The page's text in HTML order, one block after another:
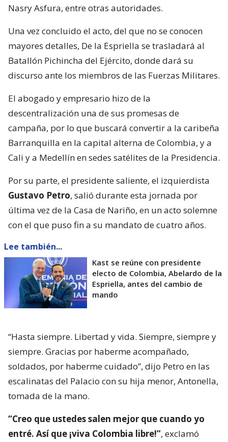
Nasry Asfura, entre otras autoridades.
Una vez concluido el acto, del que no se conocen
mayores detalles, De la Espriella se trasladará al
Batallón Pichincha del Ejército, donde dará su
discurso ante los miembros de las Fuerzas Militares.
El abogado y empresario hizo de la
descentralización una de sus promesas de
campaña, por lo que buscará convertir a la caribeña
Barranquilla en la capital alterna de Colombia, y a
Cali y a Medellín en sedes satélites de la Presidencia.
Por su parte, el presidente saliente, el izquierdista
Gustavo Petro, salió durante esta jornada por
última vez de la Casa de Nariño, en un acto solemne
con el que puso fin a su mandato de cuatro años.
Lee también...
Kast se reúne con presidente
electo de Colombia, Abelardo de la
Espriella, antes del cambio de
mando
“Hasta siempre. Libertad y vida. Siempre, siempre y
siempre. Gracias por haberme acompañado,
soldados, por haberme cuidado”, dijo Petro en las
escalinatas del Palacio con su hija menor, Antonella,
tomada de la mano.
“Creo que ustedes salen mejor que cuando yo
entré. Así que ¡viva Colombia libre!”, exclamó